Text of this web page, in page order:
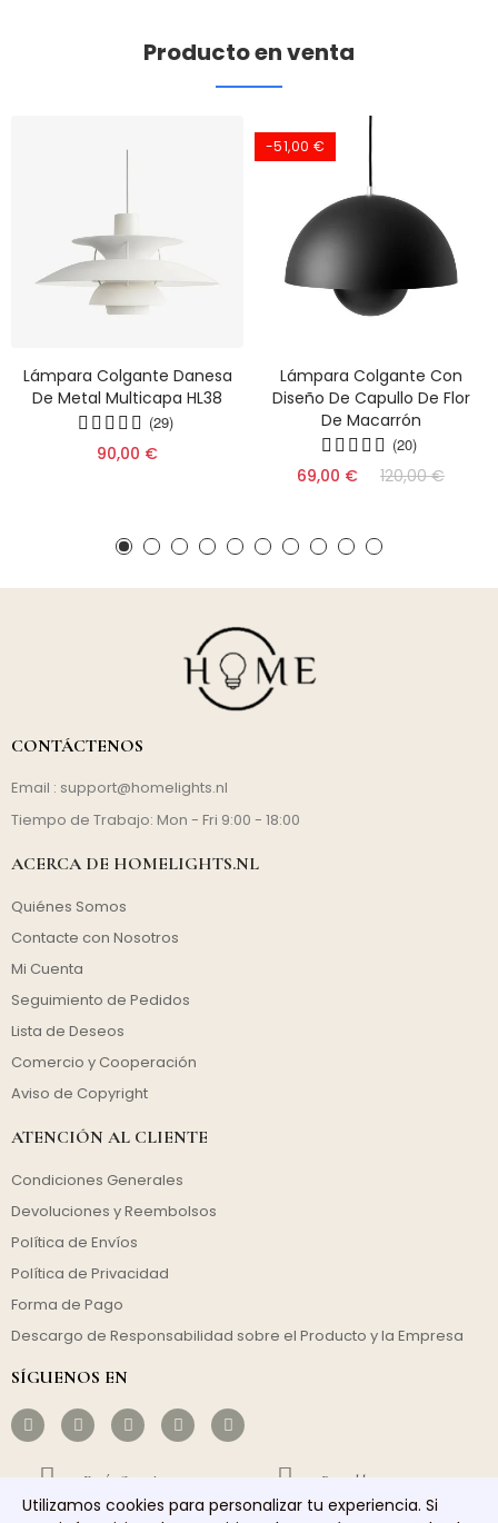
Producto en venta
Lámpara Colgante Danesa
De Metal Multicapa HL38
(29)
90,00 €
-51,00 €
Lámpara Colgante Con
Diseño De Capullo De Flor
De Macarrón
(20)
69,00 € 120,00 €
CONTÁCTENOS
Email : support@homelights.nl
Tiempo de Trabajo: Mon - Fri 9:00 - 18:00
ACERCA DE HOMELIGHTS.NL
Quiénes Somos
Contacte con Nosotros
Mi Cuenta
Seguimiento de Pedidos
Lista de Deseos
Comercio y Cooperación
Aviso de Copyright
ATENCIÓN AL CLIENTE
Condiciones Generales
Devoluciones y Reembolsos
Política de Envíos
Política de Privacidad
Forma de Pago
Descargo de Responsabilidad sobre el Producto y la Empresa
SÍGUENOS EN
Envío Gratuito Rentable
Utilizamos cookies para personalizar tu experiencia. Si